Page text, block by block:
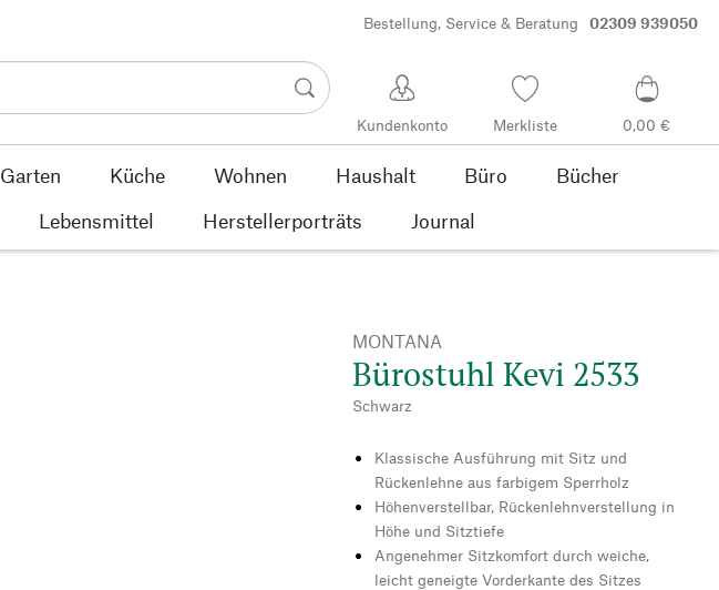
Bestellung, Service & Beratung 02309 939050
Kundenkonto Merkliste 0,00 €
Garten Küche Wohnen Haushalt Büro
Bücher
Lebensmittel Herstellerporträts Journal
MONTANA
Bürostuhl Kevi 2533
Schwarz
Klassische Ausführung mit Sitz und
Rückenlehne aus farbigem Sperrholz
Höhenverstellbar, Rückenlehnverstellung in
Höhe und Sitztiefe
Angenehmer Sitzkomfort durch weiche,
leicht geneigte Vorderkante des Sitzes